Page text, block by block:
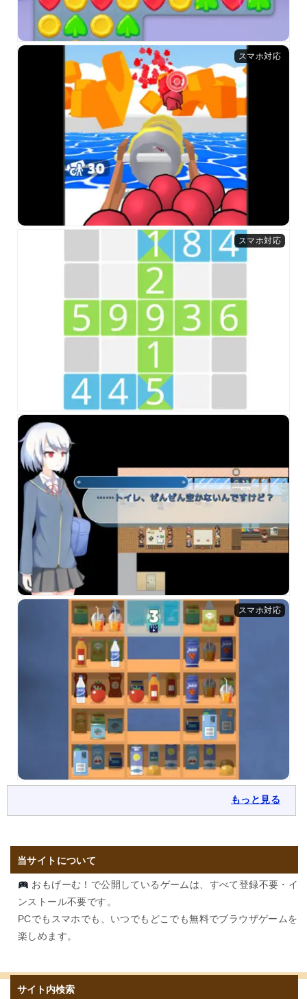
もっと見る
当サイトについて
おもげーむ！で公開しているゲームは、すべて登録不要・イ
ンストール不要です。
PCでもスマホでも、いつでもどこでも無料でブラウザゲームを
楽しめます。
サイト内検索